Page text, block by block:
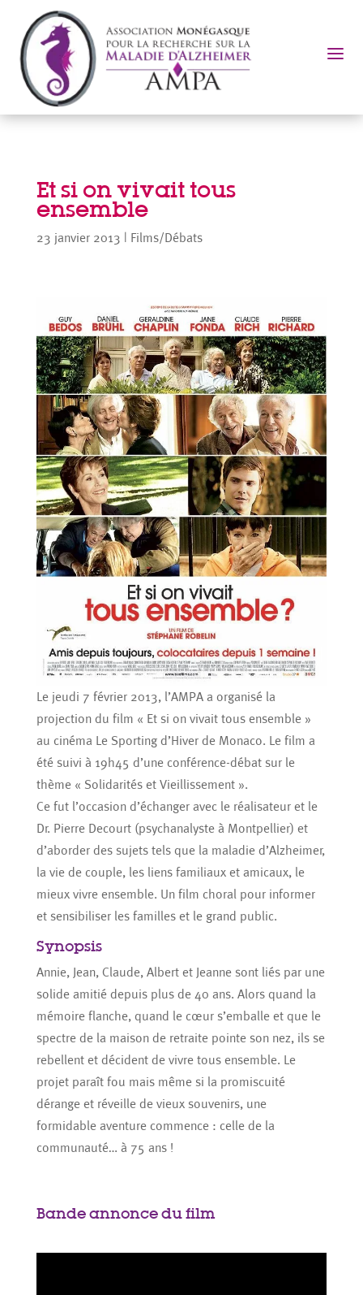
a
Et si on vivait tous
ensemble
23 janvier 2013 | Films/Débats
Le jeudi 7 février 2013, l’AMPA a organisé la
projection du film « Et si on vivait tous ensemble »
au cinéma Le Sporting d’Hiver de Monaco. Le film a
été suivi à 19h45 d’une conférence-débat sur le
thème « Solidarités et Vieillissement ».
Ce fut l’occasion d’échanger avec le réalisateur et le
Dr. Pierre Decourt (psychanalyste à Montpellier) et
d’aborder des sujets tels que la maladie d’Alzheimer,
la vie de couple, les liens familiaux et amicaux, le
mieux vivre ensemble. Un film choral pour informer
et sensibiliser les familles et le grand public.
Synopsis
Annie, Jean, Claude, Albert et Jeanne sont liés par une
solide amitié depuis plus de 40 ans. Alors quand la
mémoire flanche, quand le cœur s’emballe et que le
spectre de la maison de retraite pointe son nez, ils se
rebellent et décident de vivre tous ensemble. Le
projet paraît fou mais même si la promiscuité
dérange et réveille de vieux souvenirs, une
formidable aventure commence : celle de la
communauté… à 75 ans !
Bande annonce du film